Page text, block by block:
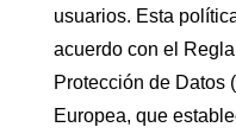
usuarios. Esta
acuerdo con el
Protección de Datos
Europea, que